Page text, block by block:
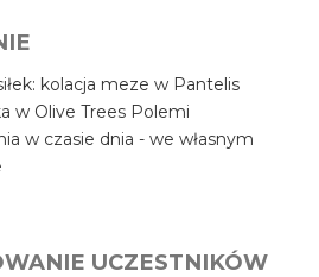
kolacja meze w Pantelis
w Olive Trees Polemi
w czasie dnia - we własnym
UCZESTNIKÓW